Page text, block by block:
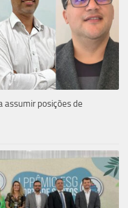
assumir posições de